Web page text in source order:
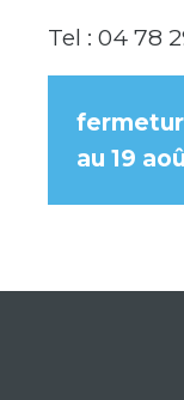
Tel : 04 78
au 19